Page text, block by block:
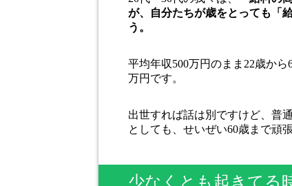
が、自分たちが歳をとっても「
う。
平均年収500万円のまま22歳か
万円です。
出世すれば話は別ですけど、普
としても、せいぜい60歳まで頑
少なくとも起きてる